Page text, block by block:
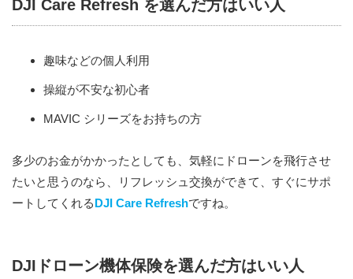
DJI Care Refresh を選んだ方はいい人
趣味などの個人利用
操縦が不安な初心者
MAVIC シリーズをお持ちの方
多少のお金がかかったとしても、気軽にドローンを飛行させ
たいと思うのなら、リフレッシュ交換ができて、すぐにサポ
ートしてくれるDJI Care Refreshですね。
DJIドローン機体保険を選んだ方はいい人